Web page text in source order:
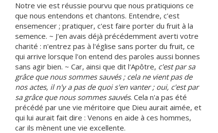
Notre vie est réussie pourvu que nous pratiquions ce
que nous entendons et chantons. Entendre, c'est
ensemencer ; pratiquer, c'est faire porter du fruit à la
semence. ~ J'en avais déjà précédemment averti votre
charité : n'entrez pas à l'église sans porter du fruit, ce
qui arrive lorsque l'on entend des paroles aussi bonnes
sans agir bien. ~ Car, ainsi que dit l'Apôtre, c'est par sa
grâce que nous sommes sauvés ; cela ne vient pas de
nos actes, il n'y a pas de quoi s'en vanter ; oui, c'est par
sa grâce que nous sommes sauvés. Cela n'a pas été
précédé par une vie méritoire que Dieu aurait aimée, et
qui lui aurait fait dire : Venons en aide à ces hommes,
car ils mènent une vie excellente.